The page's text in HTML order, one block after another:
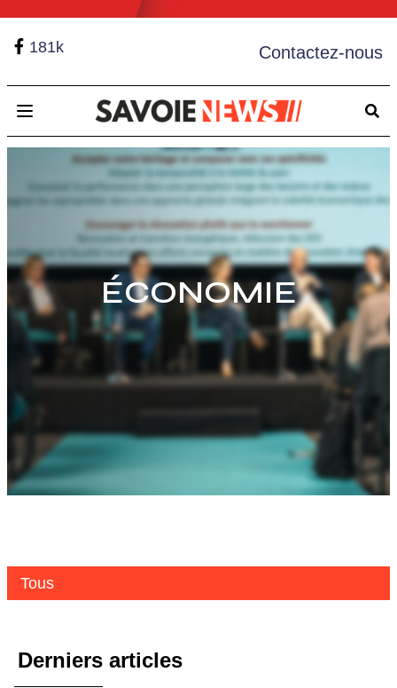
181k Contactez-nous
Open main menu
ÉCONOMIE
Tous
Derniers articles